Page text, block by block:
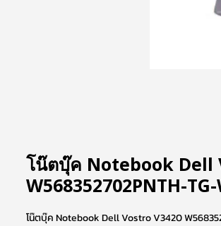
โน๊ตบุ๊ค Notebook Dell
W568352702PNTH-
โน๊ตบุ๊ค Notebook Dell Vostro V3420